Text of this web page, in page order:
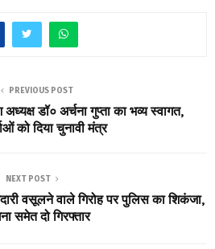
PREVIOUS POST
डॉ० अर्चना गुप्ता का भव्य स्वागत,
को दिया चुनावी मंत्र
NEXT POST
वसूलने वाले गिरोह पर पुलिस का शिकंजा,
समेत दो गिरफ्तार